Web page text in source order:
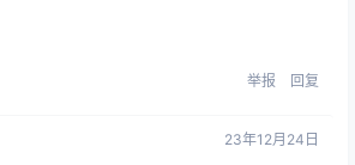
举报 回复
23年12月24日